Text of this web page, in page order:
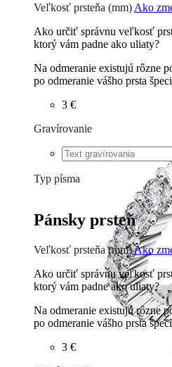
Veľkosť prsteňa (mm) Ako
Ako určiť správnu veľkosť
ktorý vám padne ako uliaty?
Na odmeranie existujú rôzne
po odmeranie vášho prsta
3 €
Gravírovanie
Typ písma
Pánsky prsteň
Veľkosť prsteňa (mm)Ako
Ako určiť správnu veľkosť
ktorý vám padne ako uliaty?
Na odmeranie existujú rôzne
po odmeranie vášho prsta
3 €